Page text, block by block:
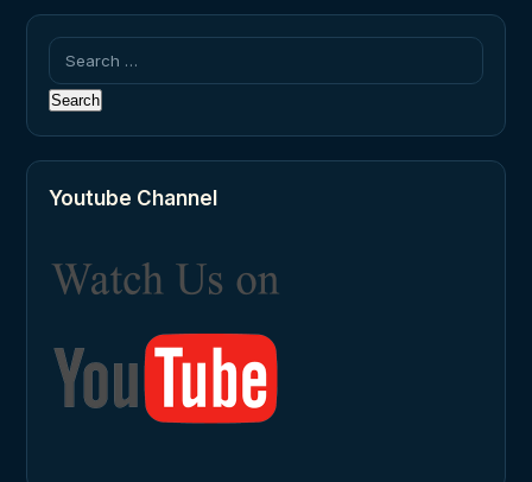
Search
for:
Youtube Channel